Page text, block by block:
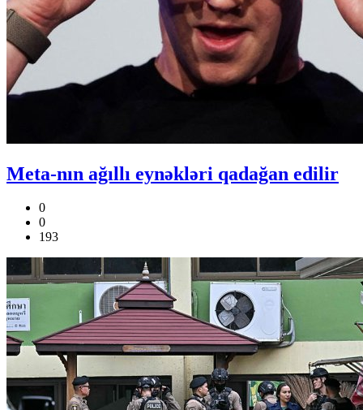
Meta-nın ağıllı eynəkləri qadağan edilir
0
0
193